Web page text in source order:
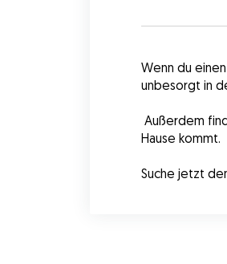
Wenn du
unbesorgt in
Hause kommt.
Suche jetzt